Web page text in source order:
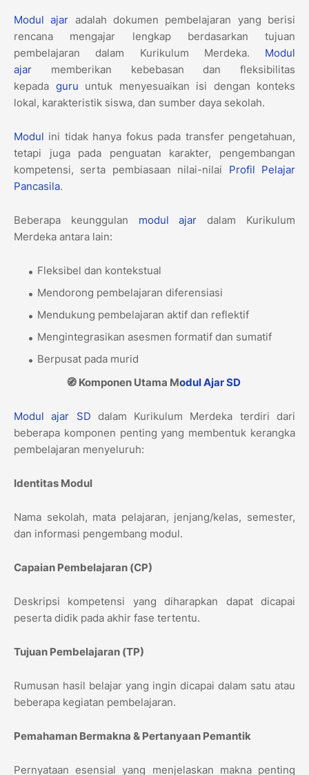
Modul ajar adalah dokumen pembelajaran yang berisi
rencana mengajar lengkap berdasarkan tujuan
pembelajaran dalam Kurikulum Merdeka. Modul
ajar memberikan kebebasan dan fleksibilitas
kepada guru untuk menyesuaikan isi dengan konteks
lokal, karakteristik siswa, dan sumber daya sekolah.
Modul ini tidak hanya fokus pada transfer pengetahuan,
tetapi juga pada penguatan karakter, pengembangan
kompetensi, serta pembiasaan nilai-nilai Profil Pelajar
Pancasila.
Beberapa keunggulan modul ajar dalam Kurikulum
Merdeka antara lain:
Fleksibel dan kontekstual
Mendorong pembelajaran diferensiasi
Mendukung pembelajaran aktif dan reflektif
Mengintegrasikan asesmen formatif dan sumatif
Berpusat pada murid
🧭 Komponen Utama Modul AjarSD
Modul ajar SD dalam Kurikulum Merdeka terdiri dari
beberapa komponen penting yang membentuk kerangka
pembelajaran menyeluruh:
Identitas Modul
Nama sekolah, mata pelajaran, jenjang/kelas, semester,
dan informasi pengembang modul.
Capaian Pembelajaran (CP)
Deskripsi kompetensi yang diharapkan dapat dicapai
peserta didik pada akhir fase tertentu.
Tujuan Pembelajaran (TP)
Rumusan hasil belajar yang ingin dicapai dalam satu atau
beberapa kegiatan pembelajaran.
Pemahaman Bermakna & Pertanyaan Pemantik
Pernyataan esensial yang menjelaskan makna penting